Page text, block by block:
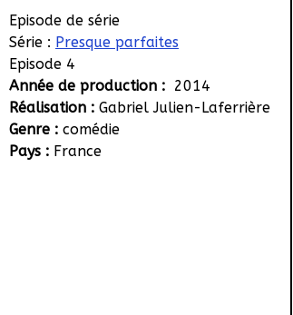
Episode de série
Série : Presque parfaites
Episode 4
Année de production : 2014
Réalisation : Gabriel Julien-Laferrière
Genre : comédie
Pays : France